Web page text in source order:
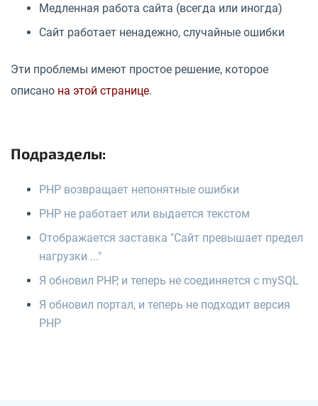
Медленная работа сайта (всегда или иногда)
Сайт работает ненадежно, случайные ошибки
Эти проблемы имеют простое решение, которое
описано на этой странице.
Подразделы:
PHP возвращает непонятные ошибки
PHP не работает или выдается текстом
Отображается заставка "Сайт превышает предел
нагрузки ..."
Я обновил PHP, и теперь не соединяется с mySQL
Я обновил портал, и теперь не подходит версия
PHP